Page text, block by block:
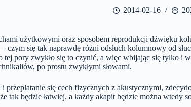
2014-02-16
użytkowymi oraz sposobem reprodukcji dźwięku
czym się tak naprawdę różni odsłuch kolumnowy od
tej pory zwykło się to czynić, a więc wbijając się tylko i
po prostu zwykłymi słowami.
przeplatanie się cech fizycznych z akustycznymi,
tak będzie łatwiej, a każdy akapit będzie można wtedy